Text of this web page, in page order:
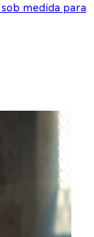
medida para